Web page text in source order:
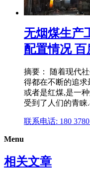
无烟煤生产
配置情况 百
摘要： 随着现代
得都在不断的追
或者是红煤,是一
受到了人们的青睐
联系电话: 180 3780
Menu
相关文章